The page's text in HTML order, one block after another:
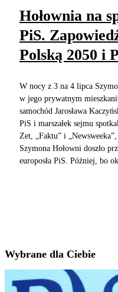
Hołownia na
PiS.
Polską 2050 i
W nocy z 3 na 4 lipca
w jego prywatnym
samochód Jarosława
PiS i marszałek sejmu
Zet, „Faktu” i
Szymona Hołowni doszło
europosła PiS. Później, bo
Wybrane dla Ciebie